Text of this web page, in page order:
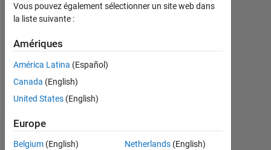
0
Following:
0
Follow
Badges
Vous pouvez également sélectionner un site web dans
la liste suivante :
Amériques
América Latina (Español)
Canada (English)
United States (English)
Europe
Belgium (English)
Netherlands(English)